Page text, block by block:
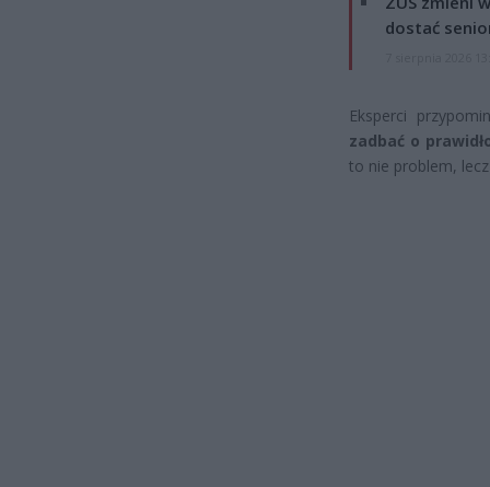
dostać
Eksperci
zadbać o
to nie problem,